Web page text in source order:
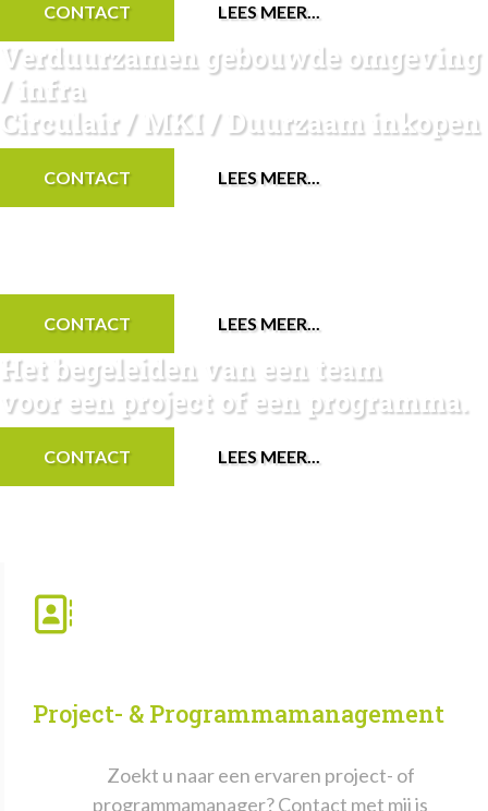
CONTACT LEES MEER...
Verduurzamen gebouwde omgeving
/ infra
Circulair / MKI / Duurzaam inkopen
CONTACT LEES MEER...
CONTACT LEES MEER...
Het begeleiden van een team
voor een project of een programma.
CONTACT LEES MEER...
Project- & Programmamanagement
Zoekt u naar een ervaren project- of
programmamanager? Contact met mij is